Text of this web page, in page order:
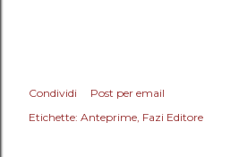
Condividi
Post per email
Etichette: Anteprime Fazi Editore